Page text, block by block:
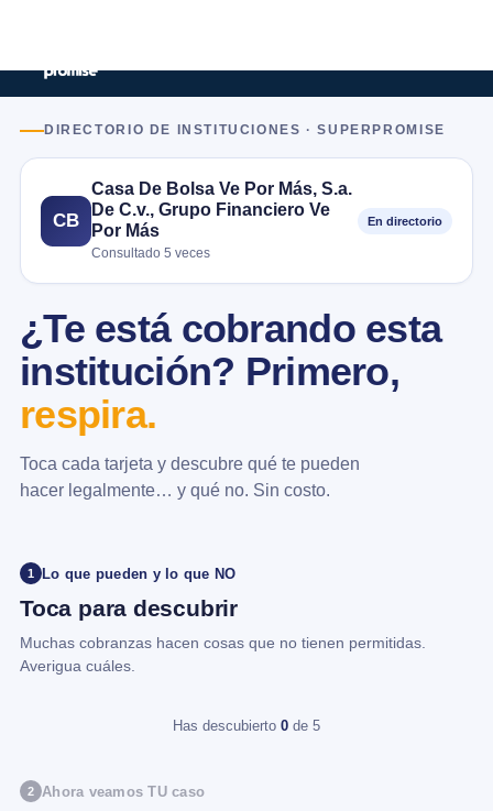
DIRECTORIO DE INSTITUCIONES · SUPERPROMISE
CB
Casa De Bolsa Ve Por Más, S.a.
De C.v., Grupo Financiero Ve
Por Más
Consultado 5 veces
En directorio
¿Te está cobrando esta
institución? Primero,
respira.
Toca cada tarjeta y descubre qué te pueden
hacer legalmente… y qué no. Sin costo.
1 Lo que pueden y lo que NO
Toca para descubrir
Muchas cobranzas hacen cosas que no tienen permitidas.
Averigua cuáles.
Has descubierto 0 de 5
2 Ahora veamos TU caso